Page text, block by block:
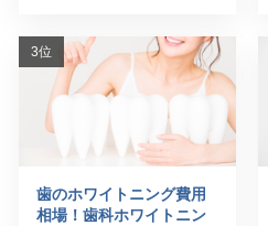
歯のホワイトニング費用
相場！歯科ホワイトニン